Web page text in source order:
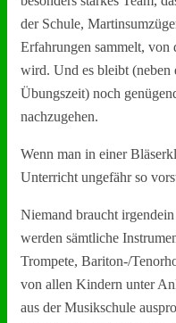
der Schule,
Erfahrungen sammelt, von
wird. Und es bleibt (neben
Übungszeit) noch
nachzugehen.
Wenn man in einer
Unterricht ungefähr so
Niemand braucht
werden sämtliche
Trompete, Bariton-/
von allen Kindern unter
aus der Musikschule